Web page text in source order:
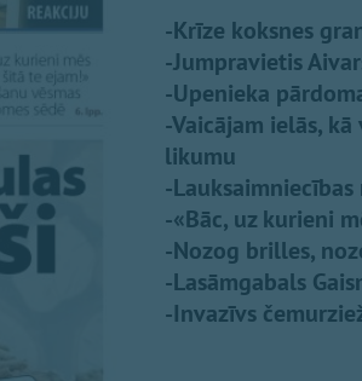
-Krīze koksnes
-Jumpravietis
-Upenieka
-Vaicājam ielās,
likumu
-
-«Bāc, uz kurieni
-Nozog brilles,
-Lasāmgabals
-Invazīvs